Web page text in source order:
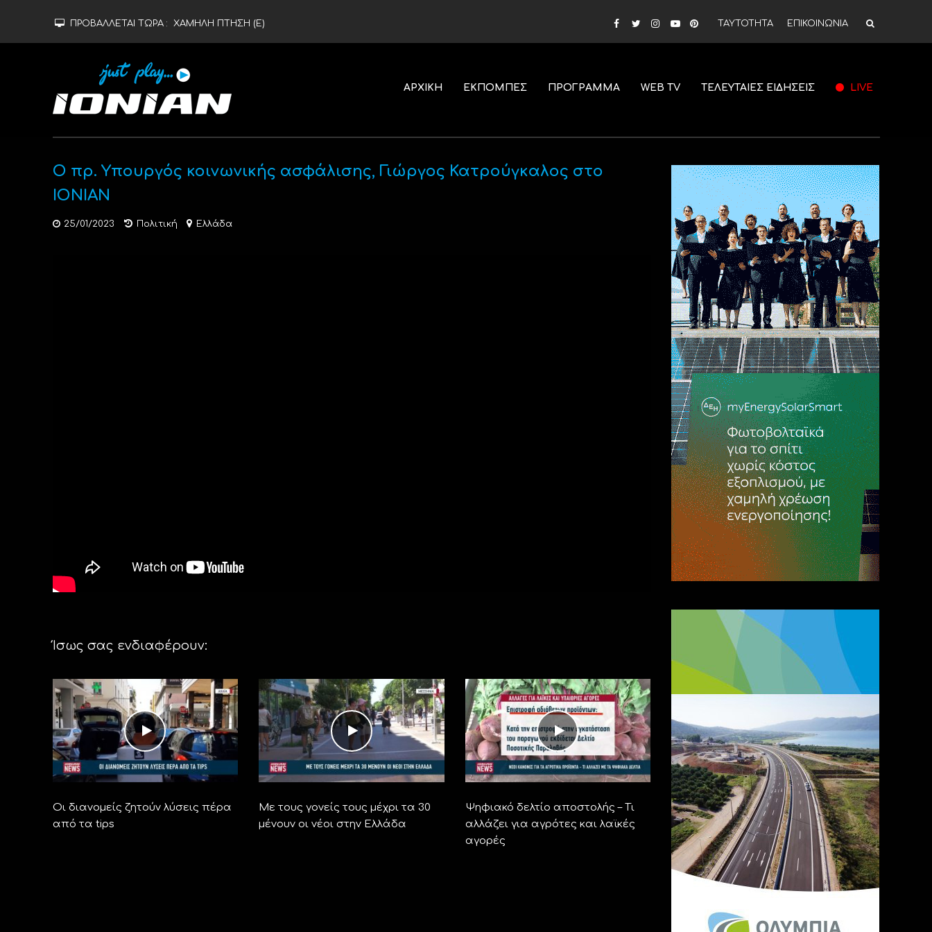
ΠΡΟΒΑΛΛΕΤΑΙ ΤΩΡΑ : ΧΑΜΗΛΗ ΠΤΗΣΗ (Ε) ΤΑΥΤΟΤΗΤΑ ΕΠΙΚΟΙΝΩΝΙΑ
ΑΡΧΙΚΗ ΕΚΠΟΜΠΕΣ ΠΡΟΓΡΑΜΜΑ WEB TV ΤΕΛΕΥΤΑΙΕΣ ΕΙΔΗΣΕΙΣ LIVE
Ο πρ. Yπουργός κοινωνικής ασφάλισης, Γιώργος Κατρούγκαλος στο
IONIAN
25/01/2023 Πολιτική Ελλάδα
Ίσως σας ενδιαφέρουν:
Οι διανομείς ζητούν λύσεις πέρα
από τα tips
Με τους γονείς τους μέχρι τα 30
μένουν οι νέοι στην Ελλάδα
Ψηφιακό δελτίο αποστολής – Τι
αλλάζει για αγρότες και λαϊκές
αγορές